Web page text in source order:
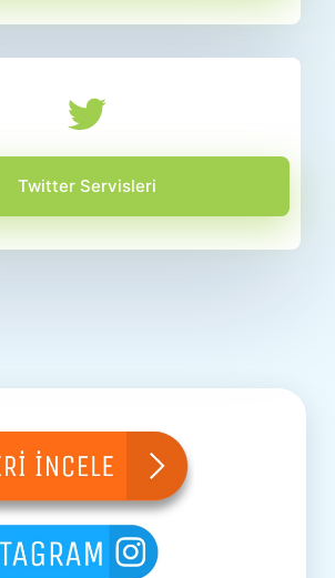
Twitter Servisleri